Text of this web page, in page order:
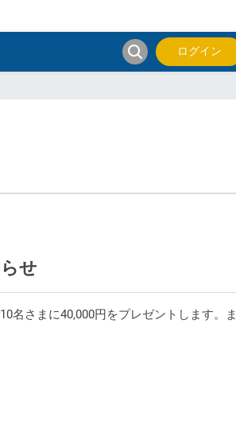
ログイン
せ
名さまに40,000円をプレゼントします。ま